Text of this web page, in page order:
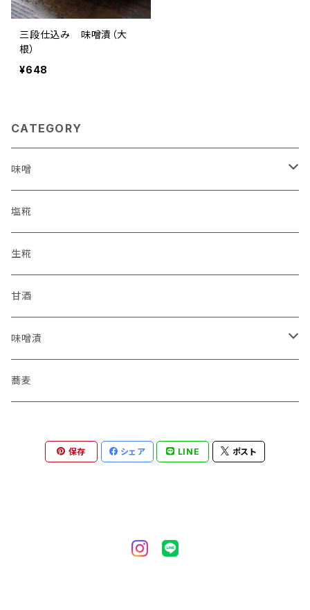
三段仕込み 味噌漬（大
根）
¥648
CATEGORY
味噌
十割糀味噌
十二割糀味噌
塩糀
生糀
甘酒
味噌漬
セット
蕎麦
保存 シェア LINE ポスト